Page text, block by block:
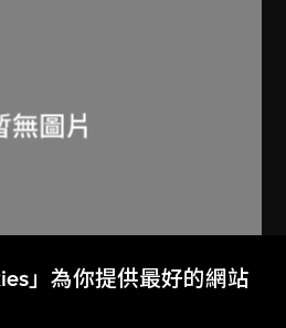
」為你提供最好的網站